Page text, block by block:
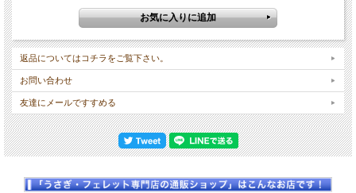
返品についてはコチラをご覧下さい。
お問い合わせ
友達にメールですすめる